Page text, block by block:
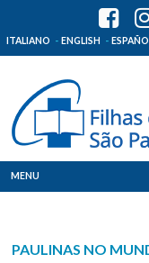
ITALIANO ENGLISH
MENU
Onde Estamos
PAULINAS NO